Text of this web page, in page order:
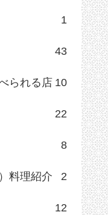
1
43
られる店 10
22
8
料理紹介 2
12